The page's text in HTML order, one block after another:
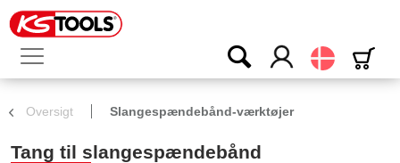
Dansk
Oversigt Slangespændebånd-værktøjer
Tang til slangespændebånd